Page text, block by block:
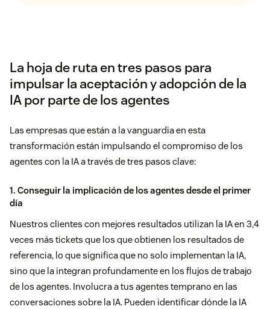
La hoja de ruta en tres pasos para
impulsar la aceptación y adopción de la
IA por parte de los agentes
Las empresas que están a la vanguardia en esta
transformación están impulsando el compromiso de los
agentes con la IA a través de tres pasos clave:
1. Conseguir la implicación de los agentes desde el primer
día
Nuestros clientes con mejores resultados utilizan la IA en 3,4
veces más tickets que los que obtienen los resultados de
referencia, lo que significa que no solo implementan la IA,
sino que la integran profundamente en los flujos de trabajo
de los agentes. Involucra a tus agentes temprano en las
conversaciones sobre la IA. Pueden identificar dónde la IA